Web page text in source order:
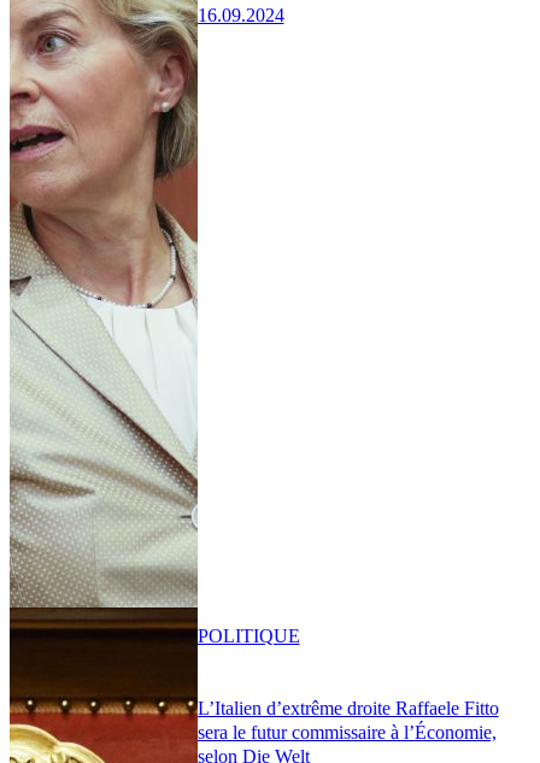
16.09.2024
L’Italien d’extrême droite Raffaele Fitto
sera le futur commissaire à l’Économie,
selon Die Welt
POLITIQUE